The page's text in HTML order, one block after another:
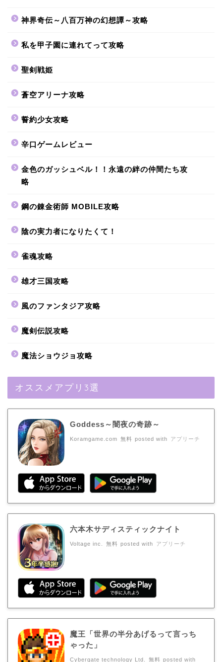
神界奇伝～八百万神の幻想譚～攻略
私を甲子園に連れてって攻略
聖剣戦姫
蒼空アリーナ攻略
誓約少女攻略
辛口ゲームレビュー
金色のガッシュベル！！永遠の絆の仲間たち攻
略
鋼の錬金術師 MOBILE攻略
陰の実力者になりたくて！
雀魂攻略
雄才三国攻略
風のファンタジア攻略
魔剣伝説攻略
魔法ショウジョ攻略
オススメアプリ3選
Goddess～闇夜の奇跡～
Koramgame.com 無料 posted with アプリーチ
六本木サディスティックナイト
Voltage inc. 無料 posted with アプリーチ
魔王「世界の半分あげるって言っち
ゃった」
Cybergate technology Ltd. 無料 posted with